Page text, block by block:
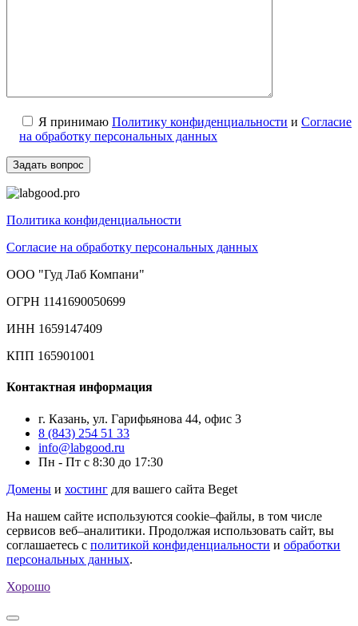
Я принимаю Политику конфиденциальности и Согласие
на обработку персональных данных
Политика конфиденциальности
Согласие на обработку персональных данных
ООО "Гуд Лаб Компани"
ОГРН 1141690050699
ИНН 1659147409
КПП 165901001
Контактная информация
г. Казань, ул. Гарифьянова 44, офис 3
8 (843) 254 51 33
info@labgood.ru
Пн - Пт с 8:30 до 17:30
Домены и хостинг для вашего сайта Beget
На нашем сайте используются cookie–файлы, в том числе
сервисов веб–аналитики. Продолжая использовать сайт, вы
соглашаетесь с политикой конфиденциальности и обработки
персональных данных.
Хорошо